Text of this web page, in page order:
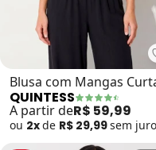
Blusa com Mangas
(Bordô)
QUINTESS
A partir deR$ 59,99
ou 2xde R$ 29,99sem